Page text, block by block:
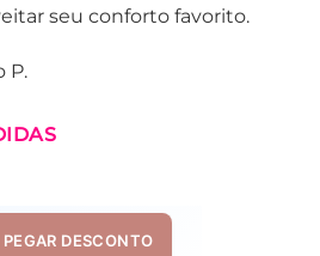
seu conforto favorito.
P.
PEGAR DESCONTO